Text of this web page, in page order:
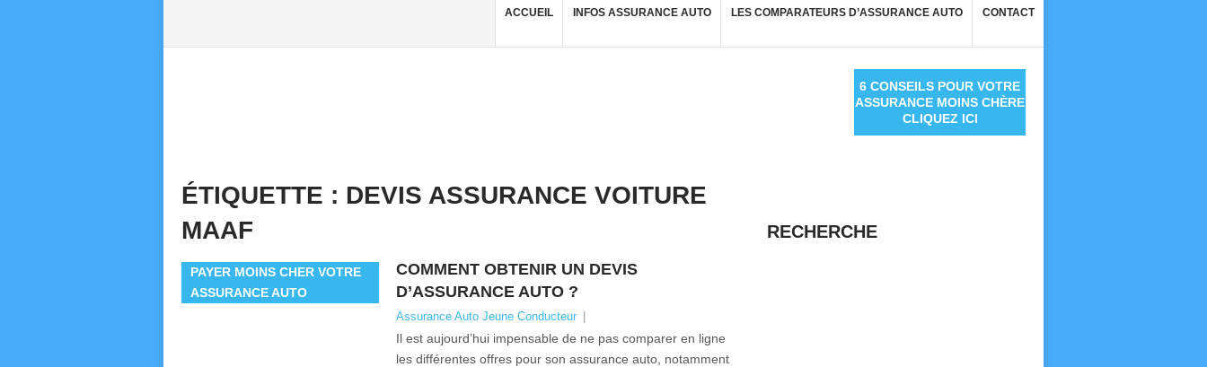
ACCUEIL INFOS ASSURANCE AUTO LES COMPARATEURS D’ASSURANCE AUTO CONTACT
6 CONSEILS POUR VOTRE
ASSURANCE MOINS CHÈRE
CLIQUEZ ICI
ÉTIQUETTE : DEVIS ASSURANCE VOITURE
MAAF
PAYER MOINS CHER VOTRE
ASSURANCE AUTO
COMMENT OBTENIR UN DEVIS
D’ASSURANCE AUTO ?
Assurance Auto Jeune Conducteur
Il est aujourd’hui impensable de ne pas comparer en ligne
les différentes offres pour son assurance auto, notamment
RECHERCHE